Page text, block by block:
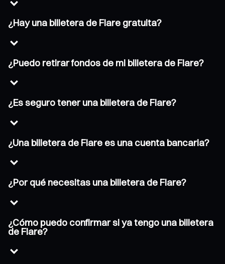
¿Hay una billetera de Flare gratuita?
¿Puedo retirar fondos de mi billetera de Flare?
¿Es seguro tener una billetera de Flare?
¿Una billetera de Flare es una cuenta bancaria?
¿Por qué necesitas una billetera de Flare?
¿Cómo puedo confirmar si ya tengo una billetera
de Flare?